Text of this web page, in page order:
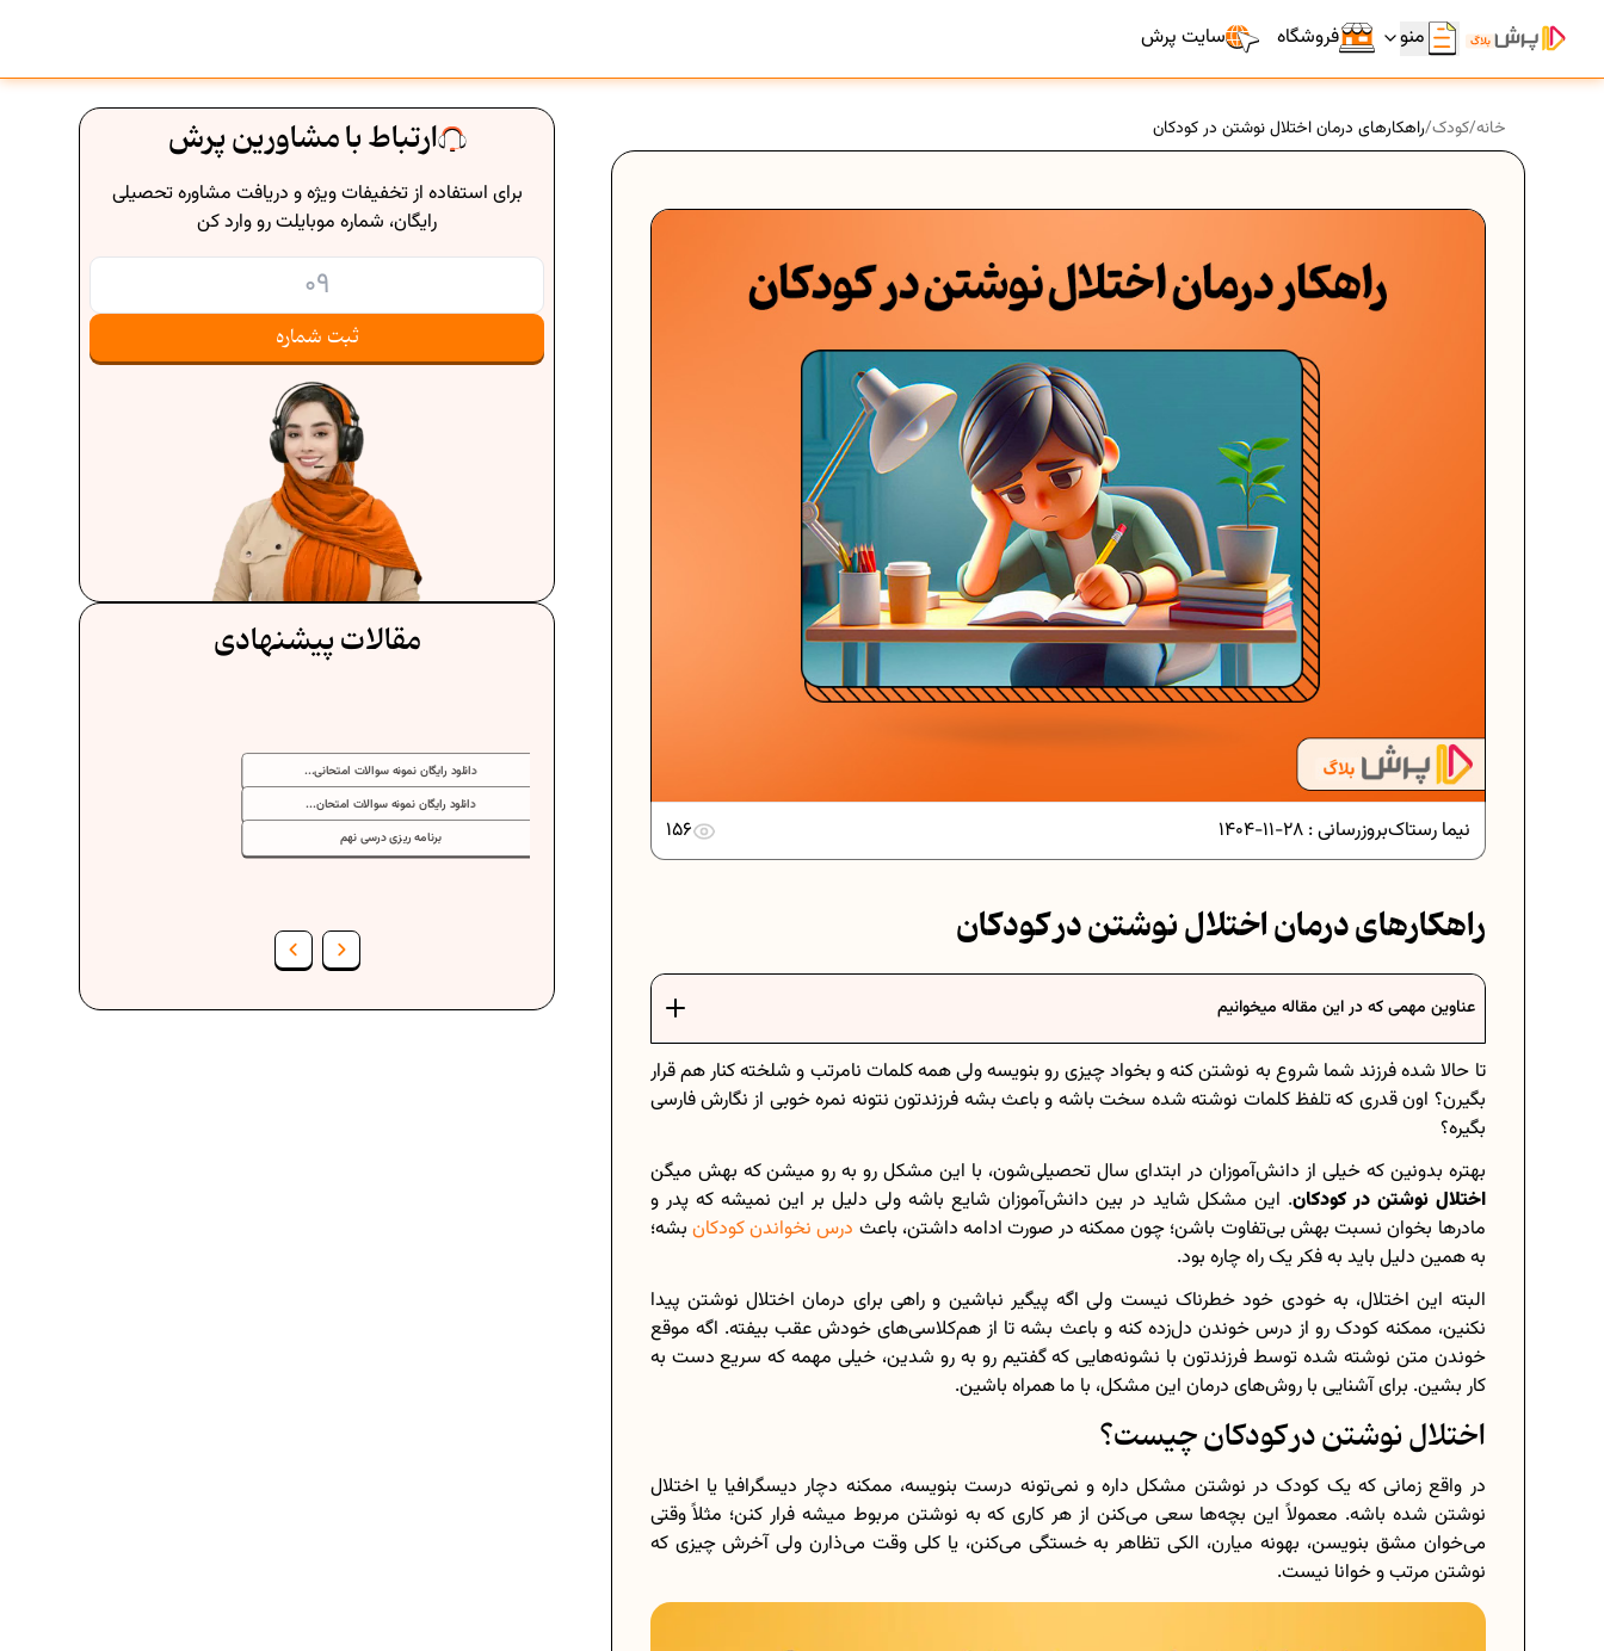
سایت پرش فروشگاه منو
ارتباط با مشاورین پرش
برای استفاده از تخفیفات ویژه و دریافت مشاوره تحصیلی
رایگان، شماره موبایلت رو وارد کن
ثبت شماره
مقالات پیشنهادی
دانلود رایگان نمونه سوالات امتحانی...
دانلود رایگان نمونه سوالات امتحان...
فرمول حجم اشکال هندسی در ریاضیات
برنامه‌ ریزی درسی هفتم
عادات افراد موفق
برنامه‌ ریزی درسی هشتم
چگونه برنامه‌ ریزی درسی کنیم؟
دانلود رایگان کتاب‌های دوازدهم...
اعداد صحیح، طبیعی و گویا چه اعدادی...
حذفیات کنکور انسانی 1404
دانلود رایگان نمونه سوالات امتحان...
برنامه‌ ریزی درسی نهم
فرمول حجم اشکال هندسی در ریاضیات
برنامه‌ ریزی درسی هفتم
عادات افراد موفق
برنامه‌ ریزی درسی هشتم
چگونه برنامه‌ ریزی درسی کنیم؟
حذفیات کنکور انسانی 1404
دانلود رایگان نمونه سوالات امتحانی...
دانلود رایگان نمونه سوالات امتحان...
برنامه‌ ریزی درسی نهم
فرمول حجم اشکال هندسی در ریاضیات
برنامه‌ ریزی درسی هفتم
خانه/کودک/راهکارهای درمان اختلال نوشتن در کودکان
بروزرسانی : 28-11-1404 نیما رستاک 156
راهکارهای درمان اختلال نوشتن در کودکان
عناوین مهمی که در این مقاله میخوانیم
تا حالا شده فرزند شما شروع به نوشتن کنه و بخواد چیزی رو بنویسه ولی همه کلمات نامرتب و شلخته کنار هم قرار
بگیرن؟ اون قدری که تلفظ کلمات نوشته شده سخت باشه و باعث بشه فرزندتون نتونه نمره خوبی از نگارش فارسی
بگیره؟
بهتره بدونین که خیلی از دانش‌آموزان در ابتدای سال تحصیلی‌شون، با این مشکل رو به رو میشن که بهش میگن
اختلال نوشتن در کودکان. این مشکل شاید در بین دانش‌آموزان شایع باشه ولی دلیل بر این نمیشه که پدر و
مادرها بخوان نسبت بهش بی‌تفاوت باشن؛ چون ممکنه در صورت ادامه داشتن، باعث درس نخواندن کودکان بشه؛
به همین دلیل باید به فکر یک راه چاره بود.
البته این اختلال، به خودی خود خطرناک نیست ولی اگه پیگیر نباشین و راهی برای درمان اختلال نوشتن پیدا
نکنین، ممکنه کودک رو از درس خوندن دل‌زده کنه و باعث بشه تا از هم‌کلاسی‌های خودش عقب بیفته. اگه موقع
خوندن متن نوشته شده توسط فرزندتون با نشونه‌هایی که گفتیم رو به‌ رو شدین، خیلی مهمه که سریع دست‌ به‌
کار بشین. برای آشنایی با روش‌های درمان این مشکل، با ما همراه باشین.
اختلال نوشتن در کودکان چیست؟
در واقع زمانی که یک کودک در نوشتن مشکل داره و نمی‌تونه درست بنویسه، ممکنه دچار دیسگرافیا یا اختلال
نوشتن شده باشه. معمولاً این بچه‌ها سعی می‌کنن از هر کاری که به نوشتن مربوط میشه فرار کنن؛ مثلاً وقتی
می‌خوان مشق بنویسن، بهونه میارن، الکی تظاهر به خستگی می‌کنن، یا کلی وقت می‌ذارن ولی آخرش چیزی که
نوشتن مرتب و خوانا نیست.